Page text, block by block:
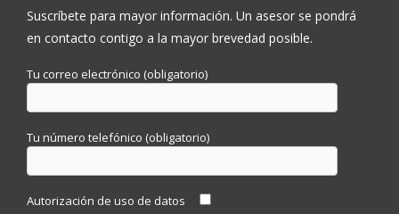
Suscríbete para mayor información. Un asesor se pondrá
en contacto contigo a la mayor brevedad posible.
Tu correo electrónico (obligatorio)
Tu número telefónico (obligatorio)
Autorización de uso de datos